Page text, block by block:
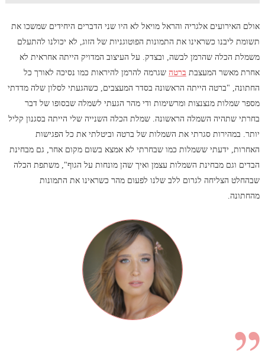
אולם האירועים אלגריה והראל מויאל לא היו שני הדברים היחידים שמשכו את
תשומת ליבנו כשראינו את התמונות הפוטוגניות של הזוג, לא יכולנו להתעלם
משמלת הכלה שהרמן לבשה, ובצדק. על העיצוב המדויק הייתה אחראית לא
אחרת מאשר המעצבת ברטהשגרמה להרמן להיראות כמו נסיכה לאורך כל
החתונה, "ברטה הייתה הראשונה בסדר המעצבים, כשהגעתי לסלון שלה מדדתי
מספר שמלות מנצנצות ומרשימות ודי מהר הגעתי לשמלה שבסופו של דבר
בחרתי שתהיה השמלה הראשונה. שמלת הכלה השנייה שלי הייתה בסגנון קליל
יותר. במהירות סגרתי את השמלות של ברטה וביטלתי את כל הפגישות
האחרות, ידעתי ששמלות כמו שבחרתי לא אמצא בשום מקום אחר, גם מבחינת
הבדים וגם מבחינת השמלות עצמן ואיך שהן מונחות על הגוף", משתפת הכלה
שבהחלט הצליחה לגרום ללב שלנו לפעום מהר כשראינו את התמונות
מהחתונה.